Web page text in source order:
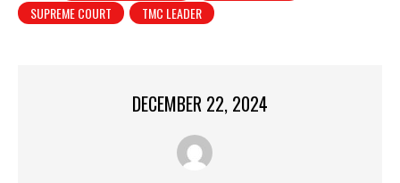
SUPREME COURT
TMC LEADER
DECEMBER 22, 2024